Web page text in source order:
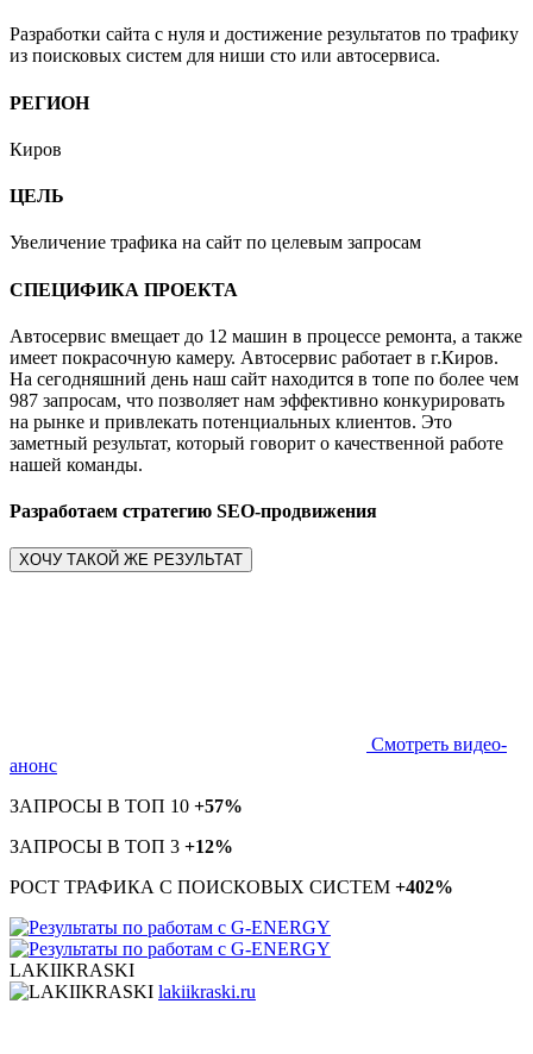
Разработки сайта с нуля и достижение результатов по трафику
из поисковых систем для ниши сто или автосервиса.
РЕГИОН
Киров
ЦЕЛЬ
Увеличение трафика на сайт по целевым запросам
СПЕЦИФИКА ПРОЕКТА
Автосервис вмещает до 12 машин в процессе ремонта, а также
имеет покрасочную камеру. Автосервис работает в г.Киров.
На сегодняшний день наш сайт находится в топе по более чем
987 запросам, что позволяет нам эффективно конкурировать
на рынке и привлекать потенциальных клиентов. Это
заметный результат, который говорит о качественной работе
нашей команды.
Разработаем стратегию SEO-продвижения
ХОЧУ ТАКОЙ ЖЕ РЕЗУЛЬТАТ
Смотреть видео-
анонс
ЗАПРОСЫ В ТОП 10 +57%
ЗАПРОСЫ В ТОП 3 +12%
РОСТ ТРАФИКА С ПОИСКОВЫХ СИСТЕМ +402%
LAKIIKRASKI
lakiikraski.ru